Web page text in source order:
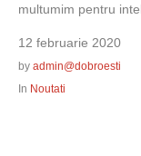
multumim pentru
12 februarie 2020
by admin@dobroesti
In Noutati